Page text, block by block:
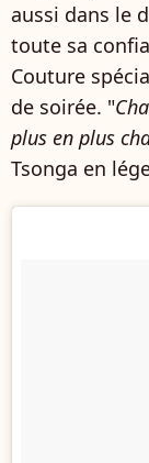
aussi dans le
toute sa
Couture
de soirée. "
plus en plus
Tsonga en